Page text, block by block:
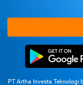
PT Artha Investa Teknologi